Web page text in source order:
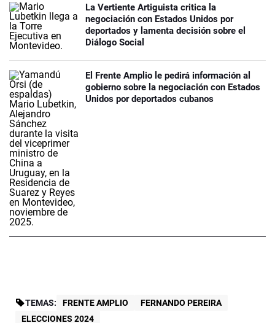
La Vertiente Artiguista critica la
negociación con Estados Unidos por
deportados y lamenta decisión sobre el
Diálogo Social
El Frente Amplio le pedirá información al
gobierno sobre la negociación con Estados
Unidos por deportados cubanos
TEMAS: FRENTE AMPLIO
FERNANDO PEREIRA
ELECCIONES 2024